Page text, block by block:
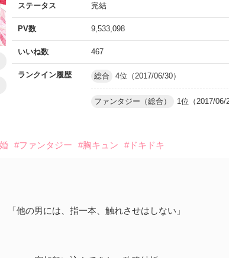
ステータス 完結
PV数 9,533,098
いいね数 467
ランクイン履歴 総合 4位（2017/06/30）
ファンタジー（総合） 1位（2017/06/
#ファンタジー #胸キュン #ドキドキ
「他の男には、指一本、触れさせはしない」